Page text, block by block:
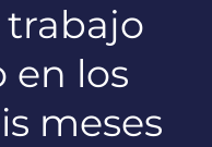
trabajo
en los
meses